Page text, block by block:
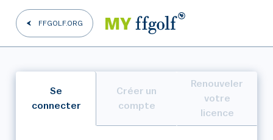
FFGOLF.ORG
Se
connecter
Créer un
compte
Renouveler
votre
licence